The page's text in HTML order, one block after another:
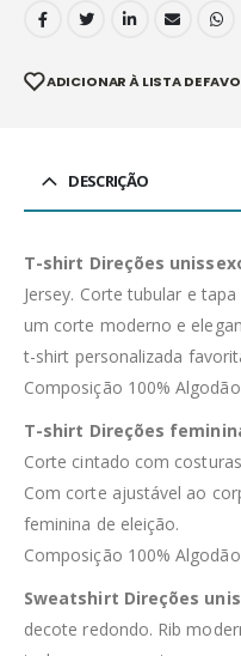
ADICIONAR À LISTA DE
DESCRIÇÃO
T-shirt Direções
Jersey. Corte tubular e
um corte moderno e
t-shirt personalizada
Composição 100%
T-shirt Direções
Corte cintado com
Com corte ajustável ao
feminina de eleição.
Composição 100%
Sweatshirt Direções
decote redondo. Rib